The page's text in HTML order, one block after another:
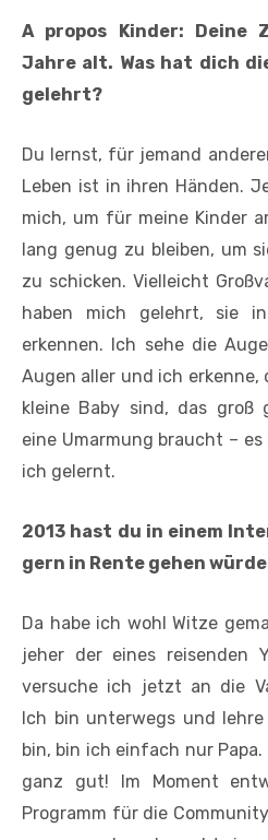
A propos Kinder: Deine
Jahre alt. Was hat dich
gelehrt?
Du lernst, für jemand
Leben ist in ihren Händen.
mich, um für meine Kinder
lang genug zu bleiben, um
zu schicken. Vielleicht
haben mich gelehrt, sie
erkennen. Ich sehe die
Augen aller und ich erkenne,
kleine Baby sind, das
eine Umarmung braucht –
ich gelernt.
2013 hast du in einem
gern in Rente gehen
Da habe ich wohl Witze
jeher der eines reisenden
versuche ich jetzt an die
Ich bin unterwegs und
bin, bin ich einfach nur
ganz gut! Im Moment
Programm für die